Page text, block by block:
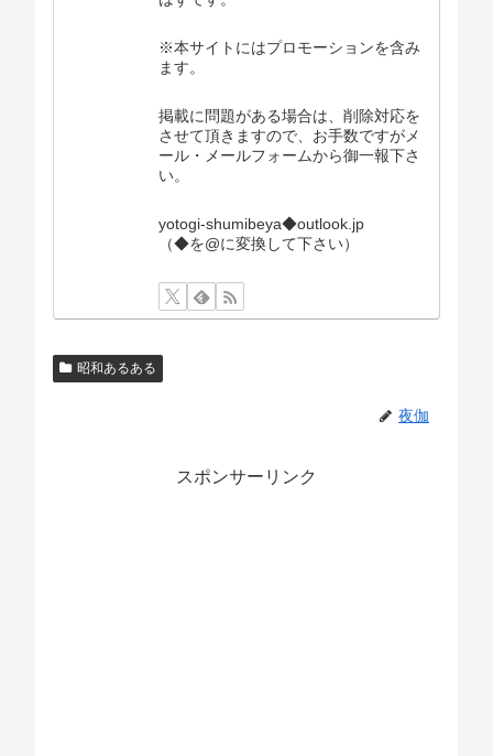
※本サイトにはプロモーションを含み
ます。
掲載に問題がある場合は、削除対応を
させて頂きますので、お手数ですがメ
ール・メールフォームから御一報下さ
い。
yotogi-shumibeya◆outlook.jp
（◆を@に変換して下さい）
昭和あるある
夜伽
スポンサーリンク